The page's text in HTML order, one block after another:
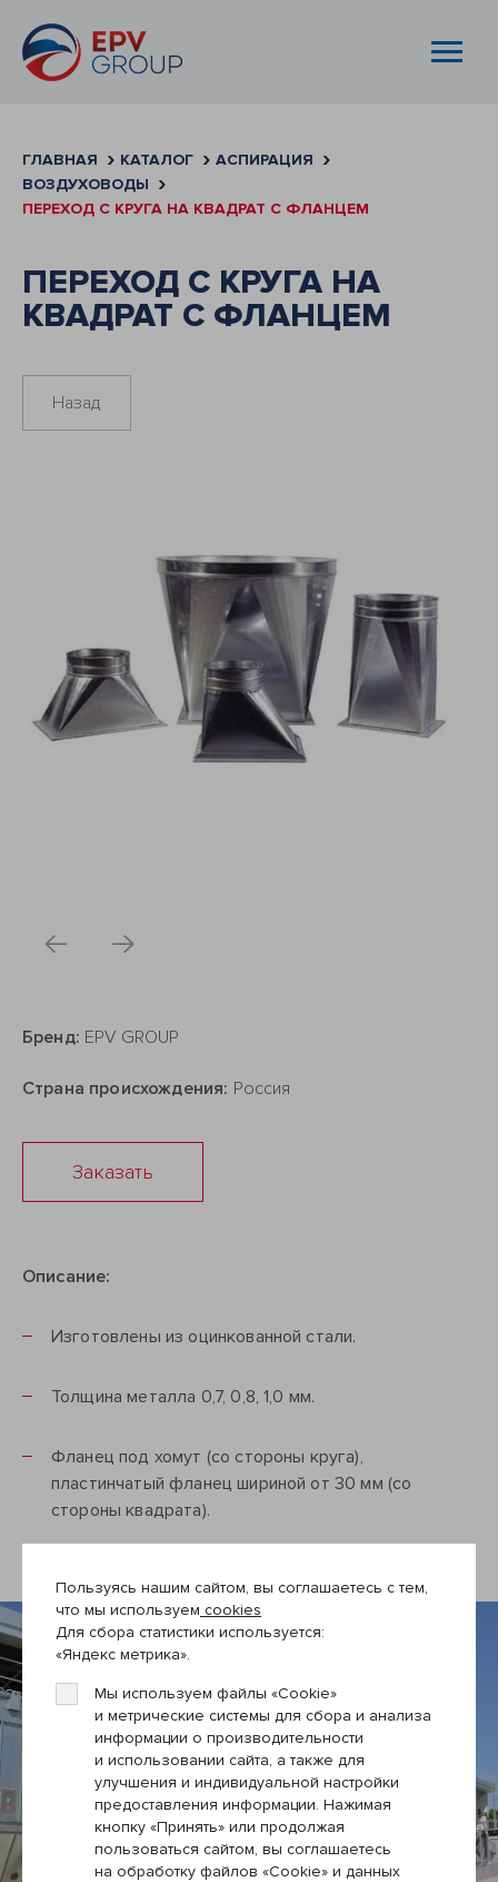
Пользуясь нашим сайтом, вы соглашаетесь с тем,
что мы используем cookies
Для сбора статистики используется:
«Яндекс метрика».
Мы используем файлы «Cookie»
и метрические системы для сбора и анализа
информации о производительности
и использовании сайта, а также для
улучшения и индивидуальной настройки
предоставления информации. Нажимая
кнопку «Принять» или продолжая
пользоваться сайтом, вы соглашаетесь
на обработку файлов «Cookie» и данных
ГЛАВНАЯ КАТАЛОГ
АСПИРАЦИЯ
ВОЗДУХОВОДЫ
ПЕРЕХОД С КРУГА НА КВАДРАТ С ФЛАНЦЕМ
ПЕРЕХОД С КРУГА НА
КВАДРАТ С ФЛАНЦЕМ
Назад
Бренд: EPV GROUP
Страна происхождения: Россия
Заказать
Описание:
Изготовлены из оцинкованной стали.
Толщина металла 0,7, 0,8, 1,0 мм.
Фланец под хомут (со стороны круга),
пластинчатый фланец шириной от 30 мм (со
стороны квадрата).